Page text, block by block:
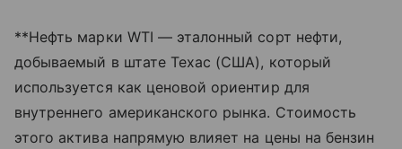
**Нефть марки WTI — эталонный сорт нефти,
добываемый в штате Техас (США), который
используется как ценовой ориентир для
внутреннего американского рынка. Стоимость
этого актива напрямую влияет на цены на бензин